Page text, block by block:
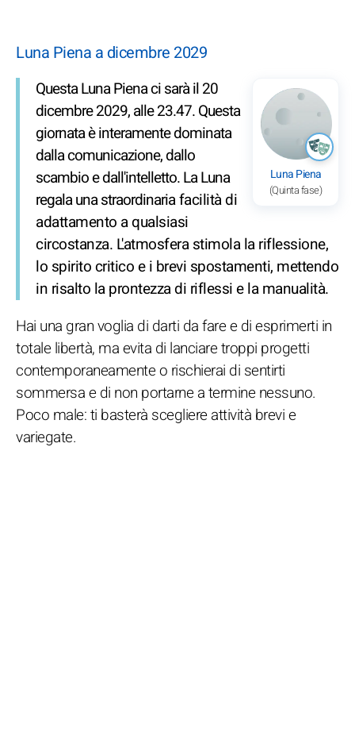
Luna Piena a dicembre 2029
Luna Piena
(Quinta fase)
Questa Luna Piena ci sarà il 20
dicembre 2029, alle 23.47. Questa
giornata è interamente dominata
dalla comunicazione, dallo
scambio e dall'intelletto. La Luna
regala una straordinaria facilità di
adattamento a qualsiasi
circostanza. L'atmosfera stimola la riflessione,
lo spirito critico e i brevi spostamenti, mettendo
in risalto la prontezza di riflessi e la manualità.
Hai una gran voglia di darti da fare e di esprimerti in
totale libertà, ma evita di lanciare troppi progetti
contemporaneamente o rischierai di sentirti
sommersa e di non portarne a termine nessuno.
Poco male: ti basterà scegliere attività brevi e
variegate.